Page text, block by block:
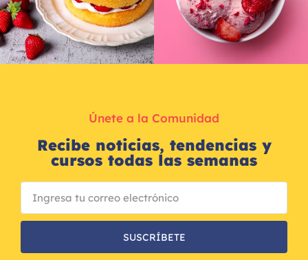
Únete a la Comunidad
Recibe noticias, tendencias y
cursos todas las semanas
SUSCRÍBETE